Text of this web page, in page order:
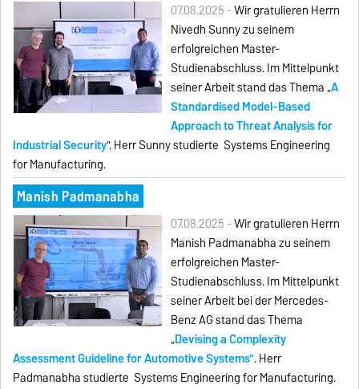
07.08.2025 -Wir gratulieren Herrn
Nivedh Sunny zu seinem
erfolgreichen Master-
Studienabschluss. Im Mittelpunkt
seiner Arbeit stand das Thema „A
Standardised Model-Based
Approach to Threat Analysis for
Industrial Security". Herr Sunny studierte Systems Engineering
for Manufacturing.
Manish Padmanabha
07.08.2025 -Wir gratulieren Herrn
Manish Padmanabha zu seinem
erfolgreichen Master-
Studienabschluss. Im Mittelpunkt
seiner Arbeit bei der Mercedes-
Benz AG stand das Thema
„Devising a Complexity
Assessment Guideline for Automotive Systems". Herr
Padmanabha studierte Systems Engineering for Manufacturing.